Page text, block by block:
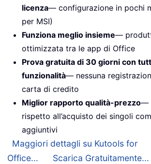
licenza— configurazione in pochi
per MSI)
Funziona meglio insieme—
ottimizzata tra le app di Office
Prova gratuita di 30 giorni con
funzionalità— nessuna
carta di credito
Miglior rapporto qualità-prezzo—
rispetto all’acquisto dei singoli
aggiuntivi
Maggiori dettagli su Kutools for
Office...
Scarica Gratuitamente...